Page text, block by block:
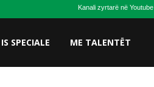
Kanali zyrtarë në Youtube
IS SPECIALE ME TALENTËT